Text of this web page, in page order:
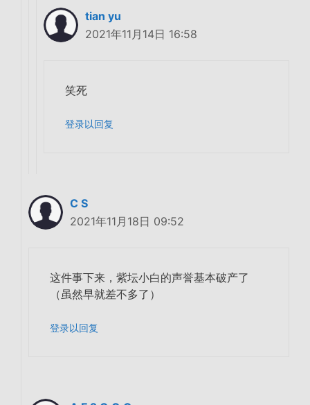
tian yu
2021年11月14日 16:58
笑死
登录以回复
C S
2021年11月18日 09:52
这件事下来，紫坛小白的声誉基本破产了
（虽然早就差不多了）
登录以回复